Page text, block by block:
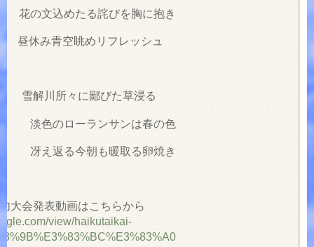
の文込めたる詫びを胸に抱き
青空眺めリフレッシュ
雪解川所々に鄙びた草浸る
色のローランサンは春の色
え返る今朝も暖取る卵焼き
大会発表動画はこちらから
view/haikutaikai-